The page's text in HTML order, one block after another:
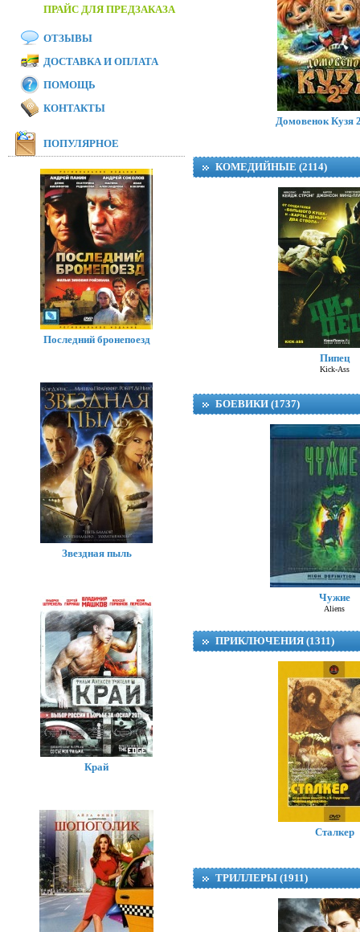
Модная братва
I Love Boosters
Домовенок Кузя
КОМЕДИЙНЫЕ (2114)
Пипец
Kick-Ass
БОЕВИКИ (1737)
Чужие
Aliens
ПРИКЛЮЧЕНИЯ (1311)
Сталкер
ТРИЛЛЕРЫ (1911)
ПРАЙС ДЛЯ ПРЕДЗАКАЗА
ОТЗЫВЫ
ДОСТАВКА И ОПЛАТА
ПОМОЩЬ
КОНТАКТЫ
ПОПУЛЯРНОЕ
Последний бронепоезд
Звездная пыль
Край